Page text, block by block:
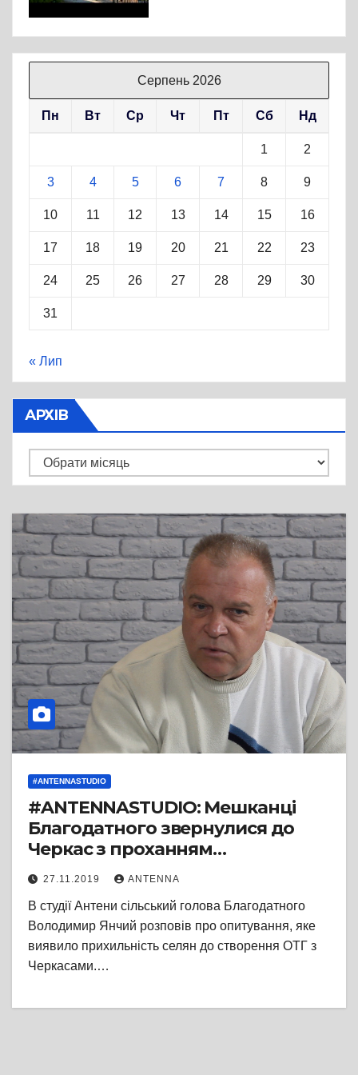
Серпень 2026
Пн Вт Ср Чт Пт Сб Нд
1 2
3 4 5 6 7 8 9
10 11 12 13 14 15 16
17 18 19 20 21 22 23
24 25 26 27 28 29 30
31
« Лип
АРХІВ
Архів
#ANTENNASTUDIO
#ANTENNASTUDIO: Мешканці
Благодатного звернулися до
Черкас з проханням
приєднання села до обласного
центру
27.11.2019 ANTENNA
В студії Антени сільський голова Благодатного
Володимир Янчий розповів про опитування, яке
виявило прихильність селян до створення ОТГ з
Черкасами.…